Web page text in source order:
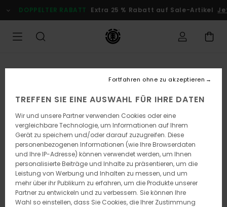
zur
Produktinformation
DOPPELTER RABATT Extra 25 % Rabatt auf Sale-Artikel
TREFFEN SIE EINE AUSWAHL FÜR IHRE DATEN
Wir und unsere Partner verwenden Cookies oder eine
vergleichbare Technologie, um Informationen auf Ihrem
Gerät zu speichern und/oder darauf zuzugreifen. Diese
personenbezogenen Informationen (wie Ihre Browserdaten
und Ihre IP-Adresse) können verwendet werden, um Ihnen
personalisierte Beiträge und Inhalte zu präsentieren, um die
Leistung von Werbung und Inhalten zu messen, und um
mehr über ihr Publikum zu erfahren, um die Produkte unserer
Partner zu entwickeln und zu verbessern. Sie können Ihre
Wahl so einstellen, dass Sie Cookies, die Ihrer Zustimmung
Fortfahren ohne zu akzeptieren